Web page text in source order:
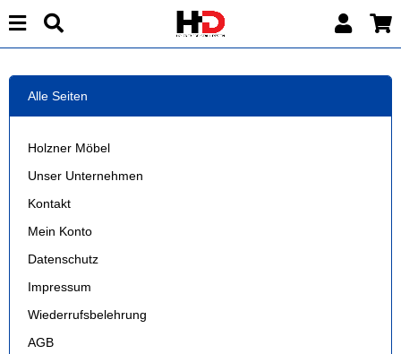
Alle Seiten
Holzner Möbel
Unser Unternehmen
Kontakt
Mein Konto
Datenschutz
Impressum
Wiederrufsbelehrung
AGB